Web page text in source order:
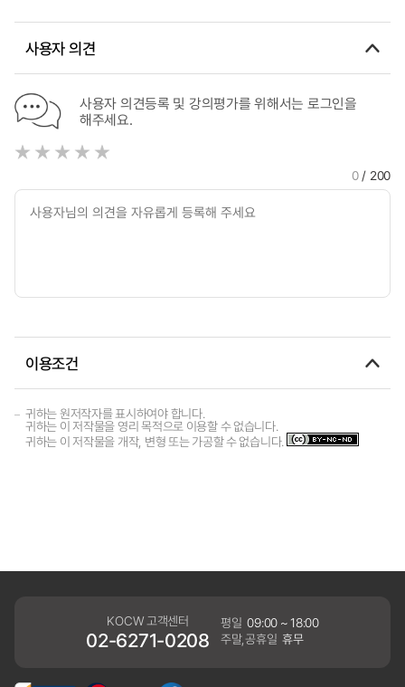
사용자 의견
사용자 의견등록 및 강의평가를 위해서는 로그인을
해주세요.
0/ 200
이용조건
귀하는 원저작자를 표시하여야 합니다.
귀하는 이 저작물을 영리 목적으로 이용할 수 없습니다.
귀하는 이 저작물을 개작, 변형 또는 가공할 수 없습니다.
KOCW 고객센터
02-6271-0208
평일 09:00 ~ 18:00
주말,공휴일 휴무